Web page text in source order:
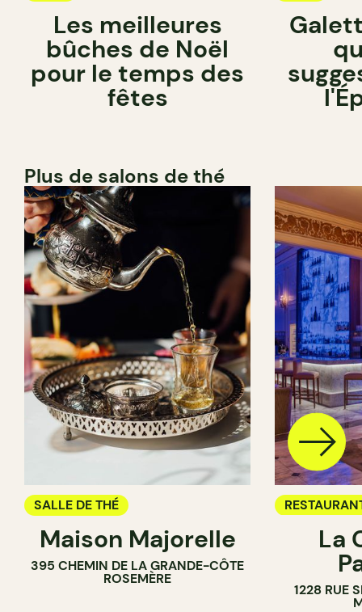
Les meilleures
bûches de Noël
pour le temps des
fêtes
Plus de salons de thé
SALLE DE THÉ
Maison Majorelle
395 CHEMIN DE LA GRANDE-CÔTE
ROSEMÈRE
SALLE DE
La
1228 RUE